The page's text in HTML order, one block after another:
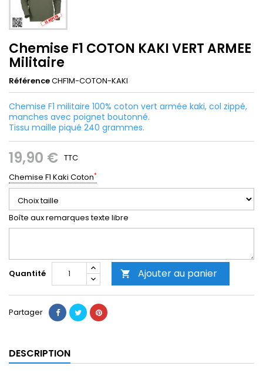
Chemise F1 COTON KAKI VERT ARMEE
Militaire
RéférenceCHF1M-COTON-KAKI
Chemise F1 militaire 100% coton vert armée kaki, col zippé,
manches avec poignet boutonné.
Tissu maille piqué 240 grammes.
19,90 € TTC
Chemise F1 Kaki Coton*
Boîte aux remarques texte libre
Quantité  Ajouter au panier
Partager
DESCRIPTION